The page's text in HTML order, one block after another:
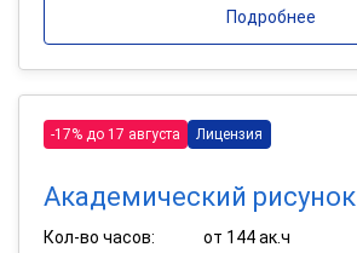
Подробнее
-17% до 17 августа Лицензия
Академический рисунок
Кол-во часов:
от 144 ак.ч